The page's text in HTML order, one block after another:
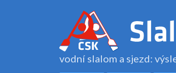
vodní slalom a sjezd: